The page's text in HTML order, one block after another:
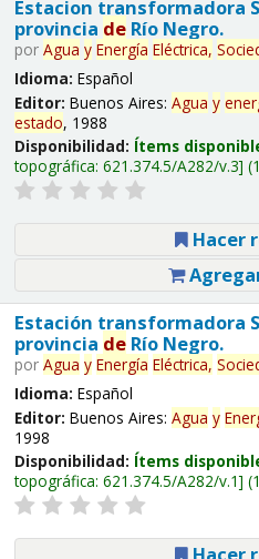
Estacion transformadora
provincia deRío Negro.
por Agua y Energía Eléctrica,
Idioma: Español
Editor: Buenos Aires: Agua y
estado, 1988
Disponibilidad: Ítems
topográfica: 621.374.5/A282/v.3
Hacer
Estación transformadora
provincia deRío Negro.
por Agua y Energía Eléctrica,
Idioma: Español
Editor: Buenos Aires: Agua y
1998
Disponibilidad: Ítems
topográfica: 621.374.5/A282/v.1
Hacer